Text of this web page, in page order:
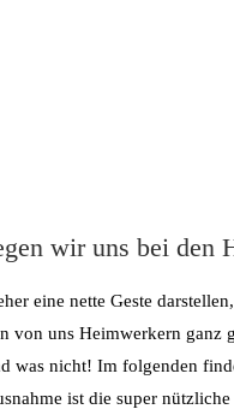
wir uns bei den
eine nette Geste
von uns Heimwerkern ganz
was nicht! Im folgenden
ist die super